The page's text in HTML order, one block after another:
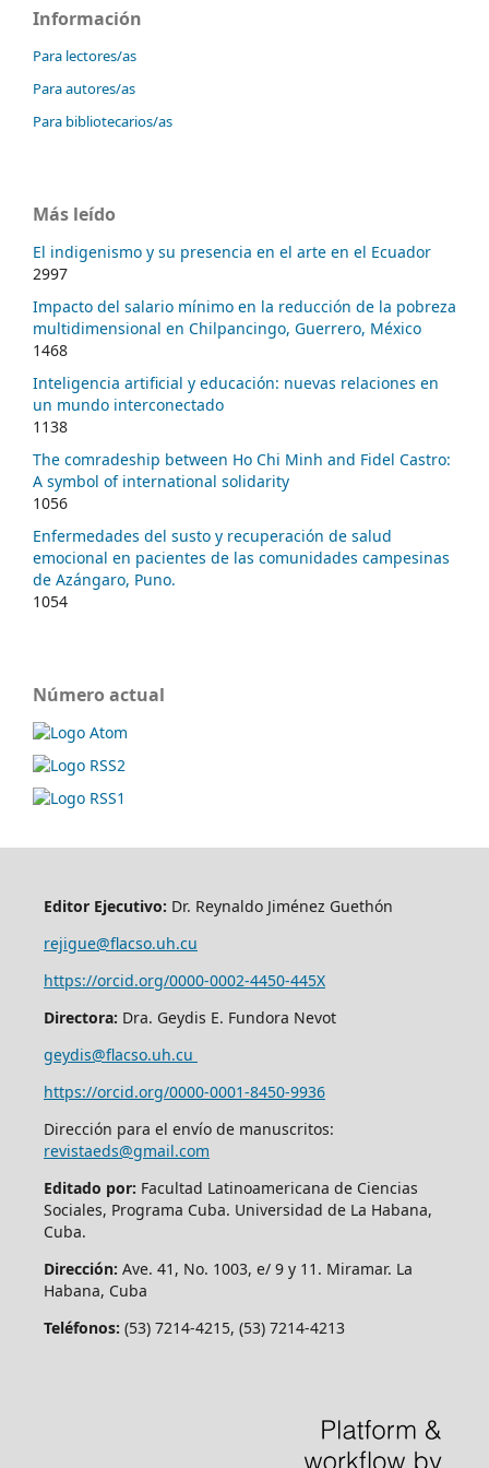
Información
Para lectores/as
Para autores/as
Para bibliotecarios/as
Más leído
El indigenismo y su presencia en el arte en el Ecuador
2997
Impacto del salario mínimo en la reducción de la pobreza
multidimensional en Chilpancingo, Guerrero, México
1468
Inteligencia artificial y educación: nuevas relaciones en
un mundo interconectado
1138
The comradeship between Ho Chi Minh and Fidel Castro:
A symbol of international solidarity
1056
Enfermedades del susto y recuperación de salud
emocional en pacientes de las comunidades campesinas
de Azángaro, Puno.
1054
Número actual
Editor Ejecutivo: Dr. Reynaldo Jiménez Guethón
rejigue@flacso.uh.cu
https://orcid.org/0000-0002-4450-445X
Directora: Dra. Geydis E. Fundora Nevot
geydis@flacso.uh.cu
https://orcid.org/0000-0001-8450-9936
Dirección para el envío de manuscritos:
revistaeds@gmail.com
Editado por: Facultad Latinoamericana de Ciencias
Sociales, Programa Cuba. Universidad de La Habana,
Cuba.
Dirección: Ave. 41, No. 1003, e/ 9 y 11. Miramar. La
Habana, Cuba
Teléfonos: (53) 7214-4215, (53) 7214-4213